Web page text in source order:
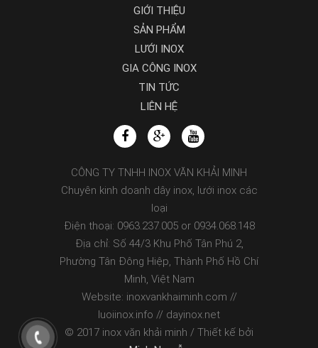
GIỚI THIỆU
SẢN PHẨM
LƯỚI INOX
GIA CÔNG INOX
TIN TỨC
LIÊN HỆ
CÔNG TY TNHH INOX VĂN KHẢI MINH
Chuyên kinh doanh dây inox, lưới inox các
loại
Điện thoại: 0963.237.005 or 0934.068.148
Địa chỉ: Số 44/3 Khu Phố Tân Phú 2,
Phường Tân Đông Hiệp, Thành Phố Hồ Chí
Minh, Việt Nam
Website: inoxvankhaiminh.com //
luoiinox.info // dayinox.net
© 2017 inox văn khải minh / Thiết kế bởi